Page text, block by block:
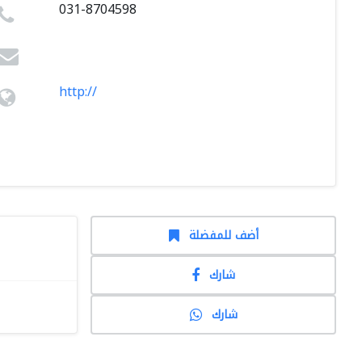
031-8704598
http://
أضف للمفضلة
شارك
شارك